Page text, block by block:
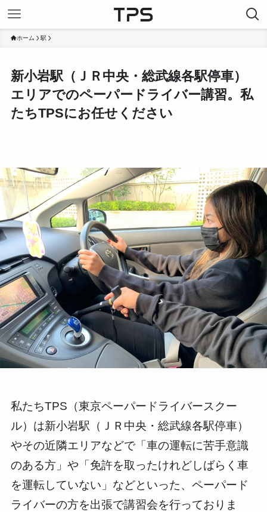
ホーム 駅
新小岩駅（ＪＲ中央・総武線各駅停車）
エリアでのペーパードライバー講習。私
たちTPSにお任せください
私たちTPS（東京ペーパードライバースクー
ル）は新小岩駅（ＪＲ中央・総武線各駅停車）
やその近隣エリアなどで「車の運転に苦手意識
のある方」や「免許を取ったけれどしばらく車
を運転していない」などといった、ペーパード
ライバーの方を出張で講習会を行っておりま